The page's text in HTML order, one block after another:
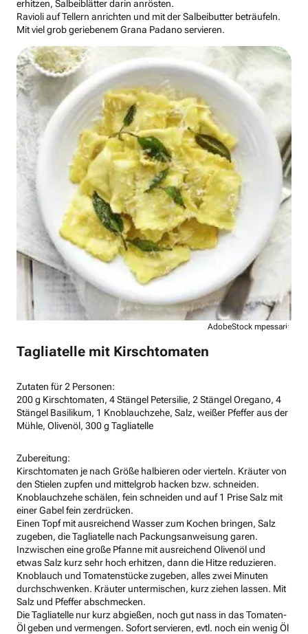
erhitzen, Salbeiblätter darin anrösten.
Ravioli auf Tellern anrichten und mit der Salbeibutter beträufeln.
Mit viel grob geriebenem Grana Padano servieren.
AdobeStock mpessaris
Tagliatelle mit Kirschtomaten
Zutaten für 2 Personen:
200 g Kirschtomaten, 4 Stängel Petersilie, 2 Stängel Oregano, 4
Stängel Basilikum, 1 Knoblauchzehe, Salz, weißer Pfeffer aus der
Mühle, Olivenöl, 300 g Tagliatelle
Zubereitung:
Kirschtomaten je nach Größe halbieren oder vierteln. Kräuter von
den Stielen zupfen und mittelgrob hacken bzw. schneiden.
Knoblauchzehe schälen, fein schneiden und auf 1 Prise Salz mit
einer Gabel fein zerdrücken.
Einen Topf mit ausreichend Wasser zum Kochen bringen, Salz
zugeben, die Tagliatelle nach Packungsanweisung garen.
Inzwischen eine große Pfanne mit ausreichend Olivenöl und
etwas Salz kurz sehr hoch erhitzen, dann die Hitze reduzieren.
Knoblauch und Tomatenstücke zugeben, alles zwei Minuten
durchschwenken. Kräuter untermischen, kurz ziehen lassen. Mit
Salz und Pfeffer abschmecken.
Die Tagliatelle nur kurz abgießen, noch gut nass in das Tomaten-
Öl geben und vermengen. Sofort servieren, evtl. noch ein wenig Öl